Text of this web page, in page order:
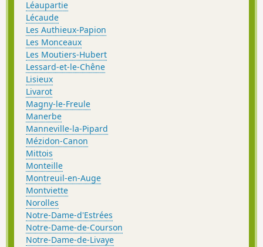
Léaupartie
Lécaude
Les Authieux-Papion
Les Monceaux
Les Moutiers-Hubert
Lessard-et-le-Chêne
Lisieux
Livarot
Magny-le-Freule
Manerbe
Manneville-la-Pipard
Mézidon-Canon
Mittois
Monteille
Montreuil-en-Auge
Montviette
Norolles
Notre-Dame-d'Estrées
Notre-Dame-de-Courson
Notre-Dame-de-Livaye